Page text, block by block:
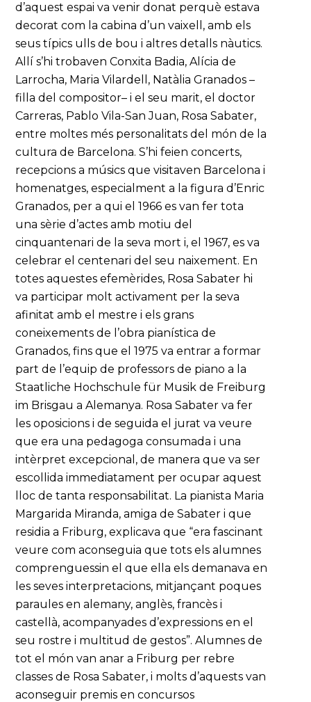
d’aquest espai va venir donat perquè estava
decorat com la cabina d’un vaixell, amb els
seus típics ulls de bou i altres detalls nàutics.
Allí s’hi trobaven Conxita Badia, Alícia de
Larrocha, Maria Vilardell, Natàlia Granados –
filla del compositor– i el seu marit, el doctor
Carreras, Pablo Vila-San Juan, Rosa Sabater,
entre moltes més personalitats del món de la
cultura de Barcelona. S’hi feien concerts,
recepcions a músics que visitaven Barcelona i
homenatges, especialment a la figura d’Enric
Granados, per a qui el 1966 es van fer tota
una sèrie d’actes amb motiu del
cinquantenari de la seva mort i, el 1967, es va
celebrar el centenari del seu naixement. En
totes aquestes efemèrides, Rosa Sabater hi
va participar molt activament per la seva
afinitat amb el mestre i els grans
coneixements de l’obra pianística de
Granados, fins que el 1975 va entrar a formar
part de l’equip de professors de piano a la
Staatliche Hochschule für Musik de Freiburg
im Brisgau a Alemanya. Rosa Sabater va fer
les oposicions i de seguida el jurat va veure
que era una pedagoga consumada i una
intèrpret excepcional, de manera que va ser
escollida immediatament per ocupar aquest
lloc de tanta responsabilitat. La pianista Maria
Margarida Miranda, amiga de Sabater i que
residia a Friburg, explicava que “era fascinant
veure com aconseguia que tots els alumnes
comprenguessin el que ella els demanava en
les seves interpretacions, mitjançant poques
paraules en alemany, anglès, francès i
castellà, acompanyades d’expressions en el
seu rostre i multitud de gestos”. Alumnes de
tot el món van anar a Friburg per rebre
classes de Rosa Sabater, i molts d’aquests van
aconseguir premis en concursos